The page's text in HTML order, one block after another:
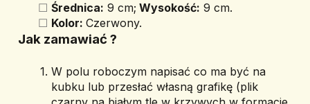
Średnica: 9 cm; Wysokość: 9 cm.
Kolor: Czerwony.
Jak zamawiać ?
W polu roboczym napisać co ma być na
kubku lub przesłać własną grafikę (plik